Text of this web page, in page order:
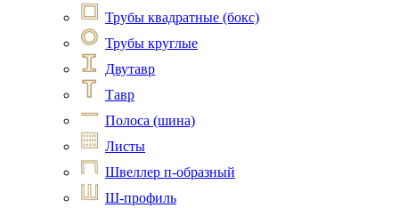
Трубы квадратные (бокс)
Трубы круглые
Двутавр
Тавр
Полоса (шина)
Листы
Швеллер п-образный
Ш-профиль